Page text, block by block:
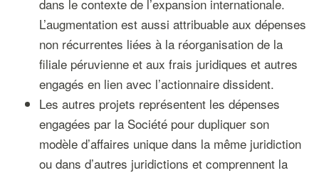
dans le contexte de l’expansion internationale.
L’augmentation est aussi attribuable aux dépenses
non récurrentes liées à la réorganisation de la
filiale péruvienne et aux frais juridiques et autres
engagés en lien avec l’actionnaire dissident.
Les autres projets représentent les dépenses
engagées par la Société pour dupliquer son
modèle d’affaires unique dans la même juridiction
ou dans d’autres juridictions et comprennent la